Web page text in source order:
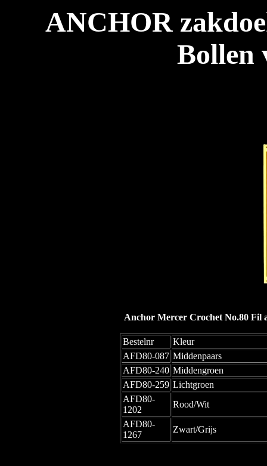
ANCHOR
Bollen
Anchor Mercer Crochet No.80 Fil
Bestelnr
Kleur
AFD80-087 Middenpaars
AFD80-240 Middengroen
AFD80-259 Lichtgroen
AFD80-
1202
Rood/Wit
AFD80-
1267
Zwart/Grijs